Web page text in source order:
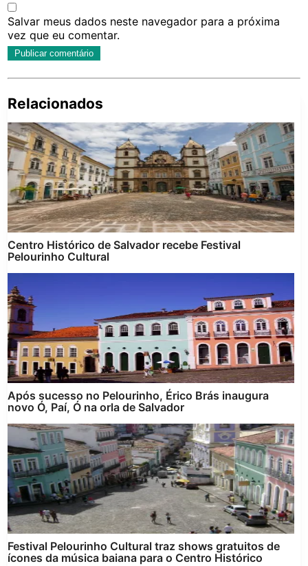
Salvar meus dados neste navegador para a próxima
vez que eu comentar.
Relacionados
Centro Histórico de Salvador recebe Festival
Pelourinho Cultural
Após sucesso no Pelourinho, Érico Brás inaugura
novo Ó, Paí, Ó na orla de Salvador
Festival Pelourinho Cultural traz shows gratuitos de
ícones da música baiana para o Centro Histórico